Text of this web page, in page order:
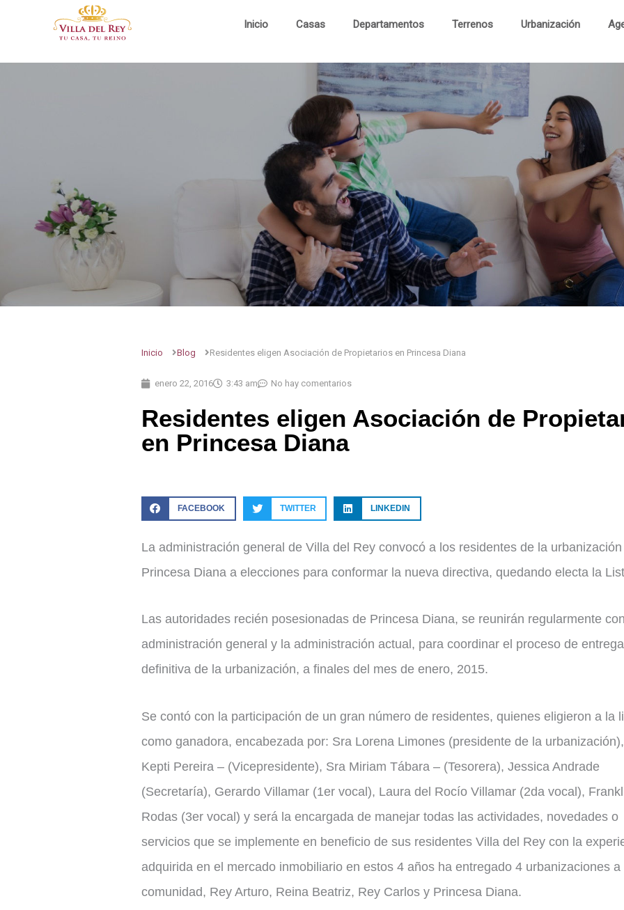
Inicio Casas Departamentos Terrenos Urbanización
Visita
Inicio Blog Residentes eligen Asociación de Propietarios en Princesa Diana
enero 22, 2016 3:43 am No hay comentarios
Residentes eligen Asociación de
en Princesa Diana
FACEBOOK TWITTER LINKEDIN
La administración general de Villa del Rey convocó a los residentes de la urbanización
Princesa Diana a elecciones para conformar la nueva directiva, quedando electa la
Las autoridades recién posesionadas de Princesa Diana, se reunirán regularmente
administración general y la administración actual, para coordinar el proceso de entrega
definitiva de la urbanización, a finales del mes de enero, 2015.
Se contó con la participación de un gran número de residentes, quienes eligieron a la
como ganadora, encabezada por: Sra Lorena Limones (presidente de la
Kepti Pereira – (Vicepresidente), Sra Miriam Tábara – (Tesorera), Jessica Andrade
(Secretaría), Gerardo Villamar (1er vocal), Laura del Rocío Villamar (2da vocal),
Rodas (3er vocal) y será la encargada de manejar todas las actividades, novedades o
servicios que se implemente en beneficio de sus residentes Villa del Rey con la
adquirida en el mercado inmobiliario en estos 4 años ha entregado 4 urbanizaciones a
comunidad, Rey Arturo, Reina Beatriz, Rey Carlos y Princesa Diana.